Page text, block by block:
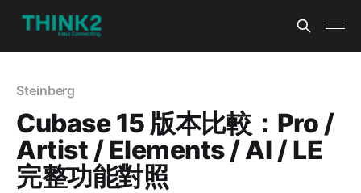
Steinberg
Cubase 15 版本比較：Pro /
Artist / Elements / AI / LE
完整功能對照